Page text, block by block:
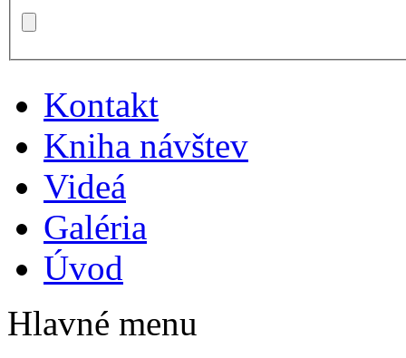
Kontakt
Kniha návštev
Videá
Galéria
Úvod
Hlavné menu